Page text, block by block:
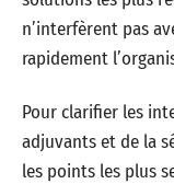
n’interfèrent pas
rapidement
Pour clarifier les
adjuvants et de la
les points les plus